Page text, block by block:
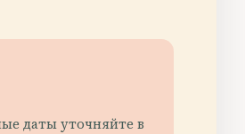
даты уточняйте в